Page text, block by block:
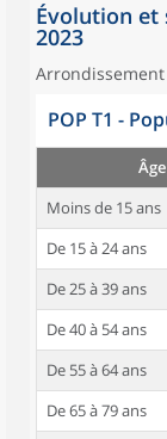
Évolution
2023
Arrondissement
POP T1 -
Âge
Moins de 15 ans
De 15 à 24 ans
De 25 à 39 ans
De 40 à 54 ans
De 55 à 64 ans
De 65 à 79 ans